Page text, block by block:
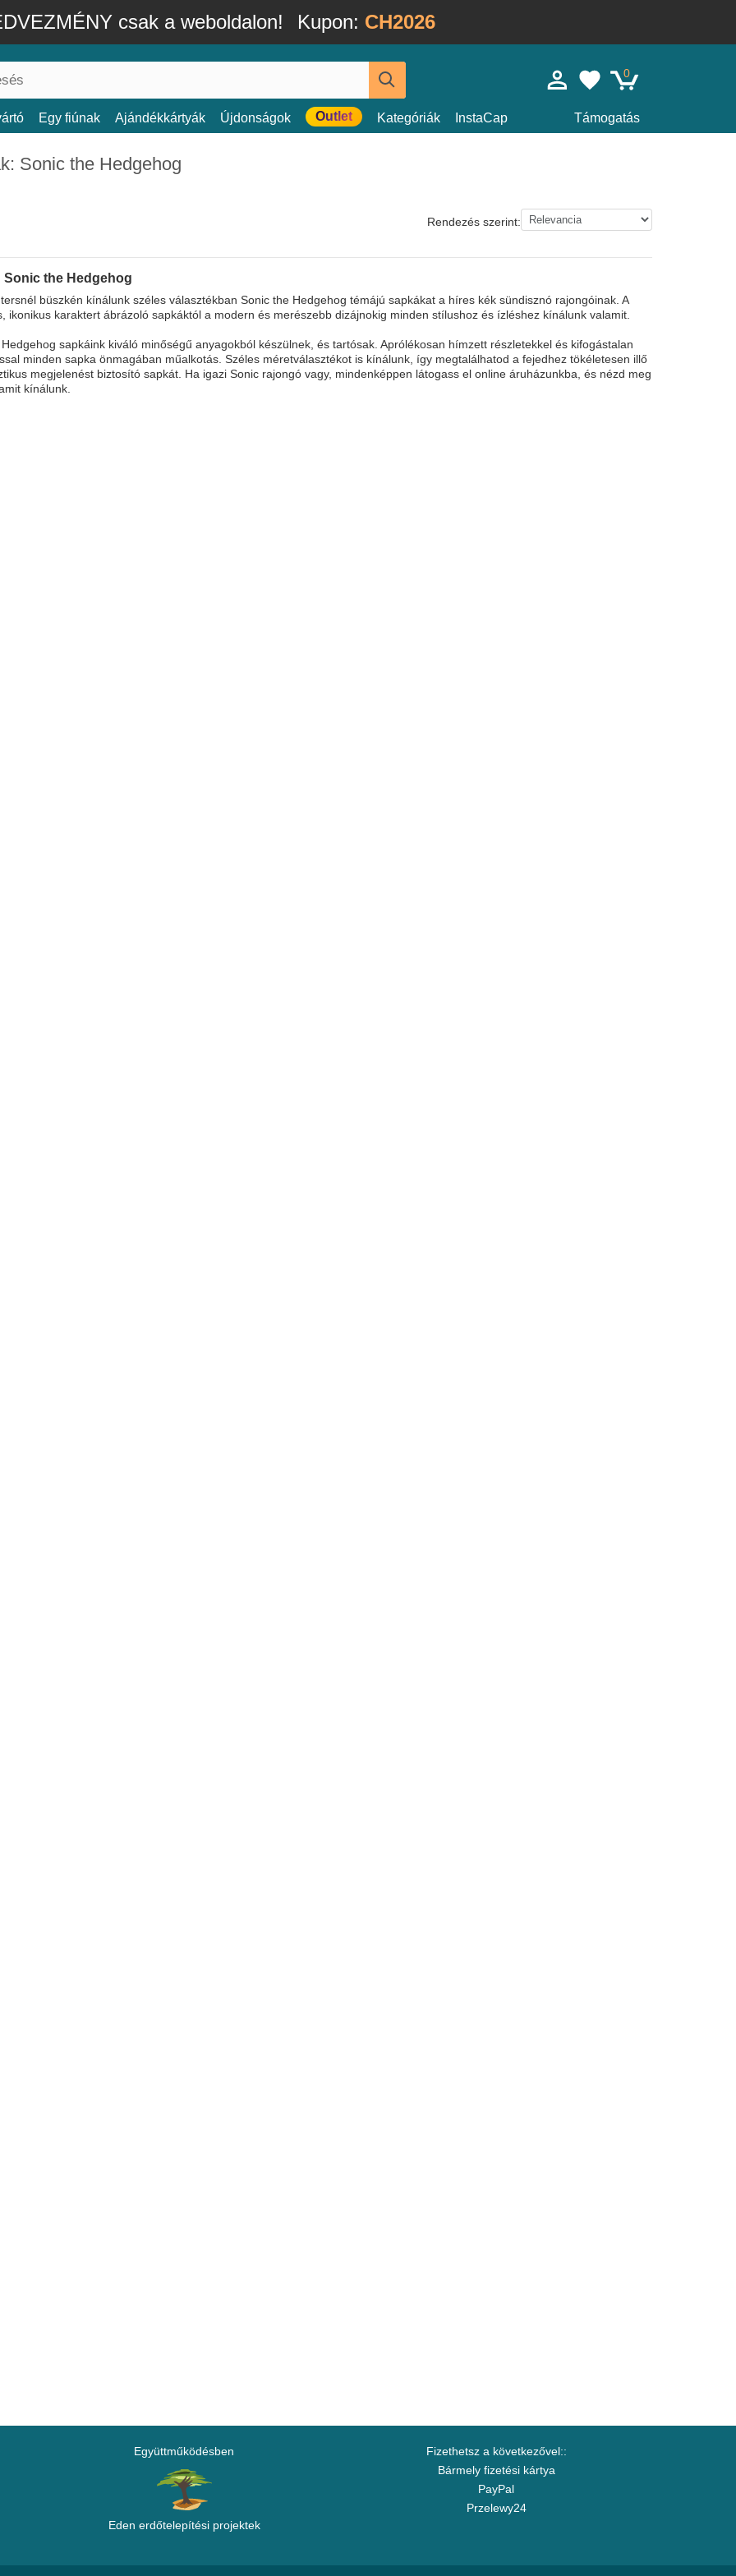
csak a weboldalon! Kupon: CH2026
0
Egy fiúnak Ajándékkártyák Újdonságok Outlet Kategóriák InstaCap Támogatás
Sonic the Hedgehog
Rendezés szerint:
Sonic the Hedgehog
büszkén kínálunk széles választékban Sonic the Hedgehog témájú sapkákat a híres kék sündisznó rajongóinak. A
ikonikus karaktert ábrázoló sapkáktól a modern és merészebb dizájnokig minden stílushoz és ízléshez kínálunk valamit.
sapkáink kiváló minőségű anyagokból készülnek, és tartósak. Aprólékosan hímzett részletekkel és kifogástalan
minden sapka önmagában műalkotás. Széles méretválasztékot is kínálunk, így megtalálhatod a fejedhez tökéletesen illő
megjelenést biztosító sapkát. Ha igazi Sonic rajongó vagy, mindenképpen látogass el online áruházunkba, és nézd meg
kínálunk.
Együttműködésben
Eden erdőtelepítési projektek
Fizethetsz a következővel::
Bármely fizetési kártya
PayPal
Przelewy24